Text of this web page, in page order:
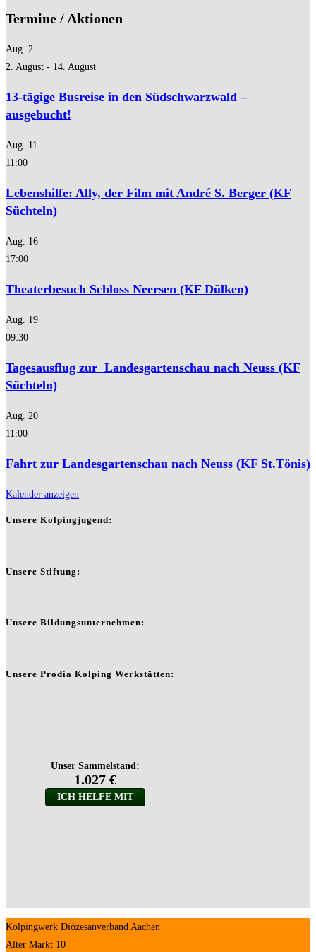
Termine / Aktionen
Aug. 2
2. August - 14. August
13-tägige Busreise in den Südschwarzwald –
ausgebucht!
Aug. 11
11:00
Lebenshilfe: Ally, der Film mit André S. Berger (KF
Süchteln)
Aug. 16
17:00
Theaterbesuch Schloss Neersen (KF Dülken)
Aug. 19
09:30
Tagesausflug zur Landesgartenschau nach Neuss (KF
Süchteln)
Aug. 20
11:00
Fahrt zur Landesgartenschau nach Neuss (KF St.Tönis)
Kalender anzeigen
Unsere Kolpingjugend:
Unsere Stiftung:
Unsere Bildungsunternehmen:
Unsere Prodia Kolping Werkstätten:
Kolpingwerk Diözesanverband Aachen
Alter Markt 10